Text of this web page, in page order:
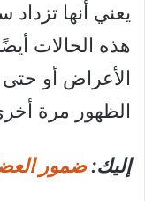
يعني أنها
هذه الحالات
الأعراض أو
الظهور مرة
إليك:ضمور